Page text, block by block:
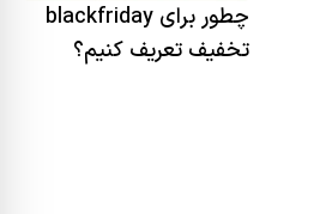
چطور برای blackfriday
تخفیف تعریف کنیم؟